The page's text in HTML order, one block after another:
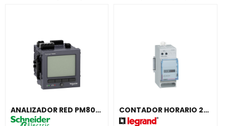
ANALIZADOR RED PM8000 CON PANTALLA INTEGRADA CONTADOR HORARIO 230V 2 MÓDULOS